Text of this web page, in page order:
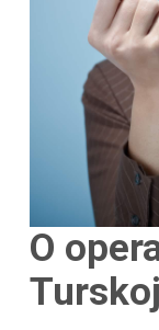
O
Turskoj